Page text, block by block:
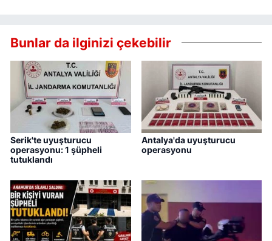
Bunlar da ilginizi çekebilir
Serik'te uyuşturucu
operasyonu: 1 şüpheli
tutuklandı
Antalya'da uyuşturucu
operasyonu